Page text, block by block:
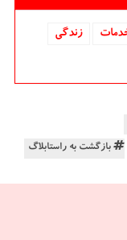
زندگی
بازگشت به راستابلاگ